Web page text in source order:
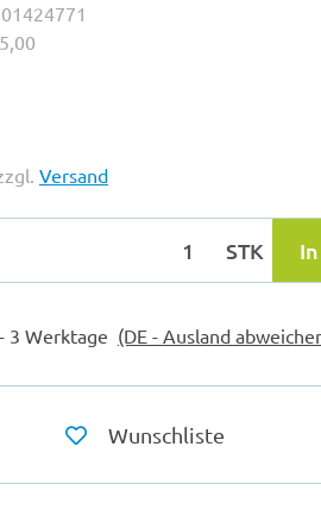
01424771
Versand
STK
3 Werktage (DE - Ausland
Wunschliste